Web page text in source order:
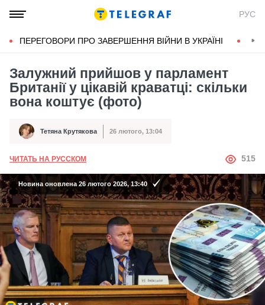
РУС
ПЕРЕГОВОРИ ПРО ЗАВЕРШЕННЯ ВІЙНИ В УКРАЇНІ
Залужний прийшов у парламент
Британії у цікавій краватці: скільки
вона коштує (фото)
Автор Тетяна Крутякова
Дата публікації 26 лютого, 13:04
ЧИТАТЬ НА РУССКОМ АВТОР
515
Новина оновлена 26 лютого 2026, 13:40